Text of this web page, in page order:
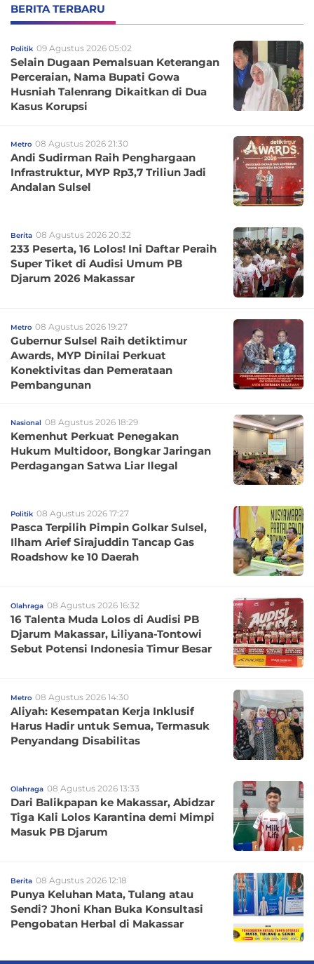
BERITA TERBARU
Politik 09 Agustus 2026 05:02
Selain Dugaan Pemalsuan Keterangan
Perceraian, Nama Bupati Gowa
Husniah Talenrang Dikaitkan di Dua
Kasus Korupsi
Metro 08 Agustus 2026 21:30
Andi Sudirman Raih Penghargaan
Infrastruktur, MYP Rp3,7 Triliun Jadi
Andalan Sulsel
Berita 08 Agustus 2026 20:32
233 Peserta, 16 Lolos! Ini Daftar Peraih
Super Tiket di Audisi Umum PB
Djarum 2026 Makassar
Metro 08 Agustus 2026 19:27
Gubernur Sulsel Raih detiktimur
Awards, MYP Dinilai Perkuat
Konektivitas dan Pemerataan
Pembangunan
Nasional 08 Agustus 2026 18:29
Kemenhut Perkuat Penegakan
Hukum Multidoor, Bongkar Jaringan
Perdagangan Satwa Liar Ilegal
Politik 08 Agustus 2026 17:27
Pasca Terpilih Pimpin Golkar Sulsel,
Ilham Arief Sirajuddin Tancap Gas
Roadshow ke 10 Daerah
Olahraga 08 Agustus 2026 16:32
16 Talenta Muda Lolos di Audisi PB
Djarum Makassar, Liliyana-Tontowi
Sebut Potensi Indonesia Timur Besar
Metro 08 Agustus 2026 14:30
Aliyah: Kesempatan Kerja Inklusif
Harus Hadir untuk Semua, Termasuk
Penyandang Disabilitas
Olahraga 08 Agustus 2026 13:33
Dari Balikpapan ke Makassar, Abidzar
Tiga Kali Lolos Karantina demi Mimpi
Masuk PB Djarum
Berita 08 Agustus 2026 12:18
Punya Keluhan Mata, Tulang atau
Sendi? Jhoni Khan Buka Konsultasi
Pengobatan Herbal di Makassar